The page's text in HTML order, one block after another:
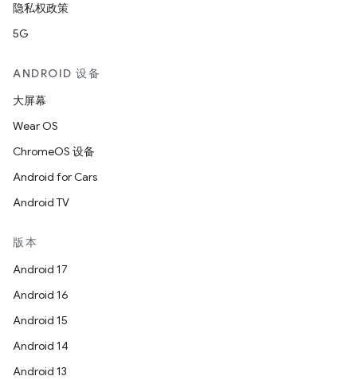
隐私权政策
5G
ANDROID 设备
大屏幕
Wear OS
ChromeOS 设备
Android for Cars
Android TV
版本
Android 17
Android 16
Android 15
Android 14
Android 13